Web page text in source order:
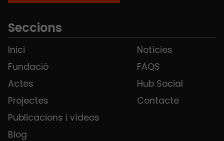
Seccions
Inici
Fundació
Actes
Projectes
Publicacions i vídeos
Blog
Notícies
FAQS
Hub Social
Contacte